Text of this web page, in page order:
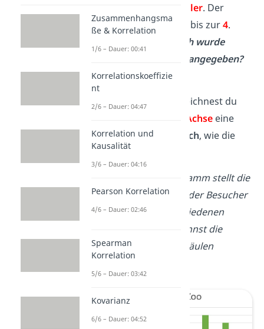
4 Schüler. Der
Balken reicht nämlich bis zur4.
Welches Lieblingsfach wurde
angegeben?
→Sport.
BeimSäulendiagramm
zeichnest du
x-Achse eine
Säulenachoben— so hoch, wie die
jeweilige Anzahl.
: Ein Säulendiagramm stellt die
durchschnittliche Anzahl der Besucher
eines Zoos an den verschiedenen
Wochentagen dar. Du kannst die
Anzahl an der Höhe der Säulen
ablesen.
Zusammenhangsma
ße & Korrelation
1/6 – Dauer: 00:41
Korrelationskoeffizie
nt
2/6 – Dauer: 04:47
Korrelation und
Kausalität
3/6 – Dauer: 04:16
Pearson Korrelation
4/6 – Dauer: 02:46
Spearman
Korrelation
5/6 – Dauer: 03:42
Kovarianz
6/6 – Dauer: 04:52